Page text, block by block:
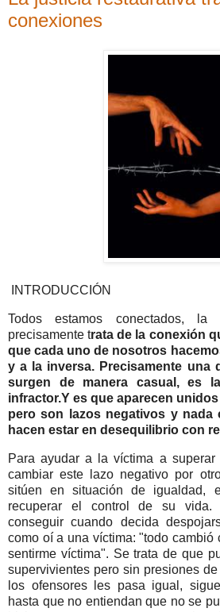
conexiones
INTRODUCCIÓN
Todos estamos conectados, la
precisamente trata de la conexión
que cada uno de nosotros
y a la inversa. Precisamente una
surgen de manera casual, es
infractor.Y es que aparecen
pero son lazos negativos y nada
hacen estar en desequilibrio con
Para ayudar a la víctima a
cambiar este lazo negativo por
sitúen en situación de igualdad,
recuperar el control de su
conseguir cuando decida
como oí a una víctima: "todo cambió
sentirme víctima". Se trata de que
supervivientes pero sin presiones
los ofensores les pasa igual,
hasta que no entiendan que no se